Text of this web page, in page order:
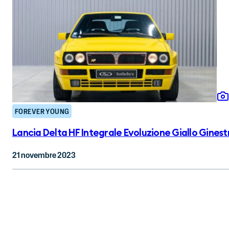
FOREVER YOUNG
Lancia Delta HF Integrale Evoluzione Giallo
21 novembre 2023